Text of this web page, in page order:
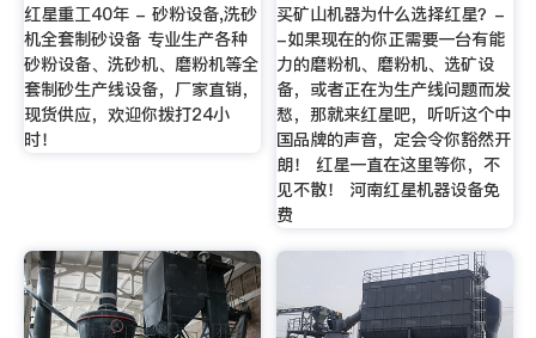
红星重工40年 - 砂粉设备,洗砂
机全套制砂设备 专业生产各种
砂粉设备、洗砂机、磨粉机等全
套制砂生产线设备，厂家直销，
现货供应，欢迎你拨打24小
时！
买矿山机器为什么选择红星？-
-如果现在的你正需要一台有能
力的磨粉机、磨粉机、选矿设
备，或者正在为生产线问题而发
愁，那就来红星吧，听听这个中
国品牌的声音，定会令你豁然开
朗！ 红星一直在这里等你，不
见不散！ 河南红星机器设备免
费